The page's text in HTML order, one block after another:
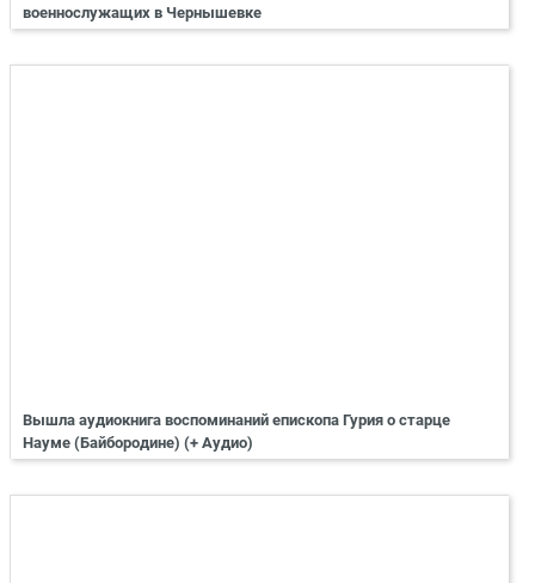
военнослужащих в Чернышевке
Вышла аудиокнига воспоминаний епископа Гурия о старце
Науме (Байбородине) (+ Аудио)